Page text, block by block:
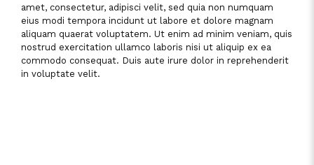
amet, consectetur, adipisci velit, sed quia non numquam
eius modi tempora incidunt ut labore et dolore magnam
aliquam quaerat voluptatem. Ut enim ad minim veniam, quis
nostrud exercitation ullamco laboris nisi ut aliquip ex ea
commodo consequat. Duis aute irure dolor in reprehenderit
in voluptate velit.